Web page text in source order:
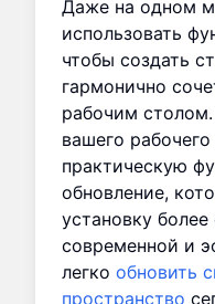
Даже на одном
использовать
чтобы создать
гармонично
рабочим
вашего
практическую
обновление,
установку
современной и
легко обновить
пространство